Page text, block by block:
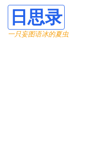
日思录
一只妄图语冰的夏虫